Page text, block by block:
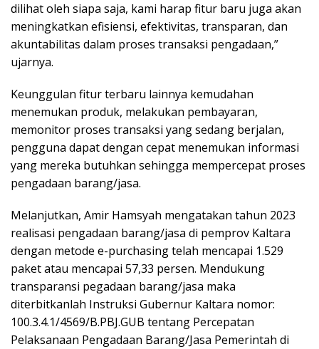
dilihat oleh siapa saja, kami harap fitur baru juga akan
meningkatkan efisiensi, efektivitas, transparan, dan
akuntabilitas dalam proses transaksi pengadaan,”
ujarnya.
Keunggulan fitur terbaru lainnya kemudahan
menemukan produk, melakukan pembayaran,
memonitor proses transaksi yang sedang berjalan,
pengguna dapat dengan cepat menemukan informasi
yang mereka butuhkan sehingga mempercepat proses
pengadaan barang/jasa.
Melanjutkan, Amir Hamsyah mengatakan tahun 2023
realisasi pengadaan barang/jasa di pemprov Kaltara
dengan metode e-purchasing telah mencapai 1.529
paket atau mencapai 57,33 persen. Mendukung
transparansi pegadaan barang/jasa maka
diterbitkanlah Instruksi Gubernur Kaltara nomor:
100.3.4.1/4569/B.PBJ.GUB tentang Percepatan
Pelaksanaan Pengadaan Barang/Jasa Pemerintah di